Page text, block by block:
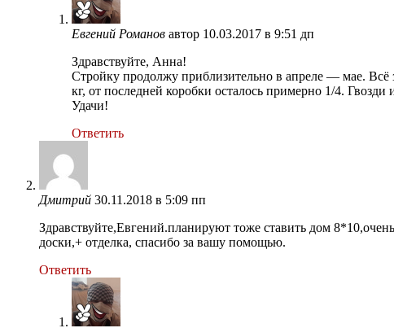
Евгений Романов автор 10.03.2017 в 9:51 дп
Здравствуйте, Анна!
Стройку продолжу приблизительно в апреле — мае. Всё
кг, от последней коробки осталось примерно 1/4. Гвозди
Удачи!
Ответить
Дмитрий 30.11.2018 в 5:09 пп
Здравствуйте,Евгений.планируют тоже ставить дом
доски,+ отделка, спасибо за вашу помощью.
Ответить